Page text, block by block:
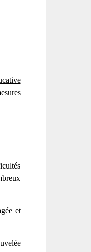
et